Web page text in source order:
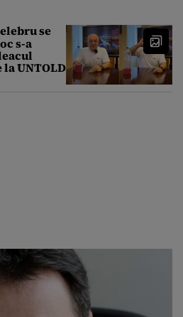
se
s-a
UNTOLD